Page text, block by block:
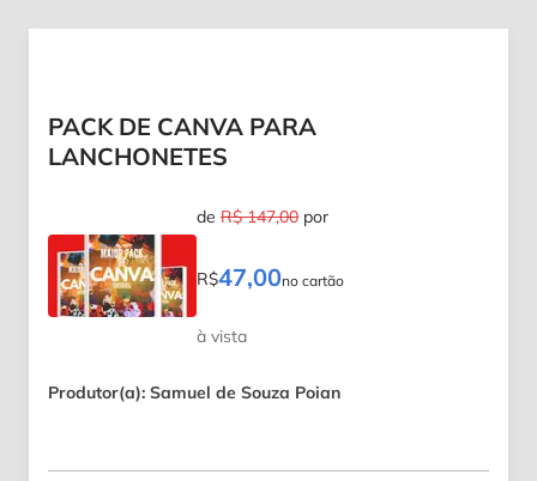
PACK DE CANVA PARA
LANCHONETES
de R$ 147,00 por
R$47,00no cartão
à vista
Produtor(a): Samuel de Souza Poian